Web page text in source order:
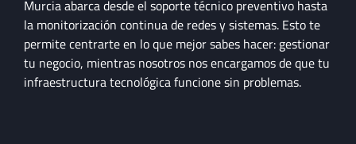
Murcia abarca desde el soporte técnico preventivo hasta
la monitorización continua de redes y sistemas. Esto te
permite centrarte en lo que mejor sabes hacer: gestionar
tu negocio, mientras nosotros nos encargamos de que tu
infraestructura tecnológica funcione sin problemas.